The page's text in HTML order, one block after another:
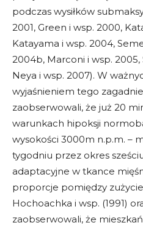
podczas wysiłków
2001, Green i wsp. 2000,
Katayama i wsp. 2004,
2004b, Marconi i wsp.
Neya i wsp. 2007). W
wyjaśnieniem tego
zaobserwowali, że już 20
warunkach hipoksji
wysokości 3000m n.p.m. –
tygodniu przez okres
adaptacyjne w tkance
proporcje pomiędzy
Hochoachka i wsp. (1991)
zaobserwowali, że